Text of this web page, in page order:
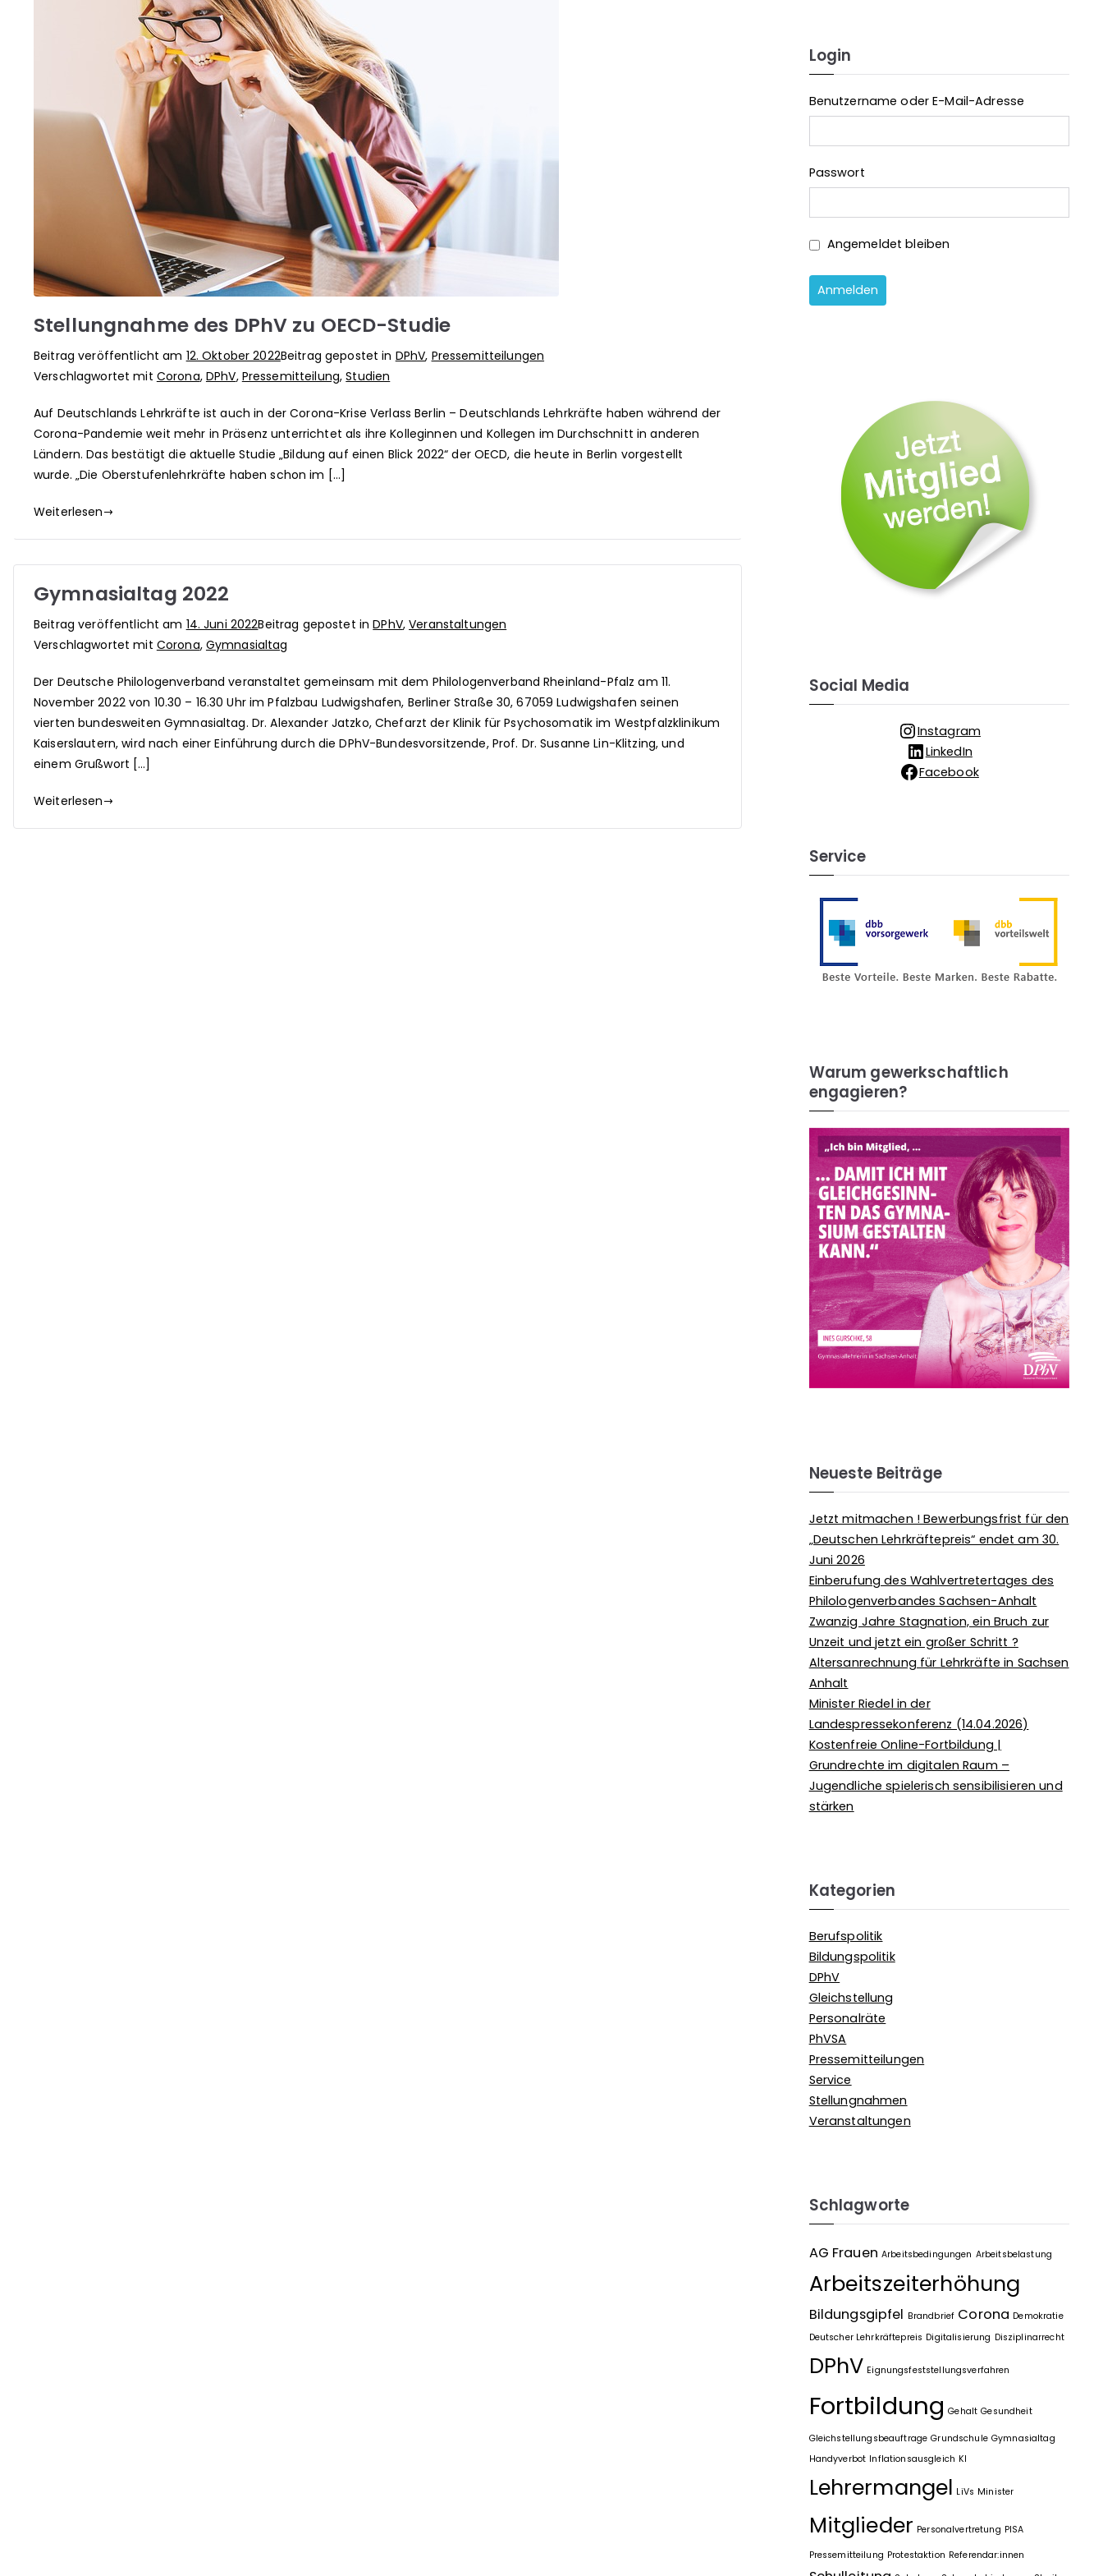
Stellungnahme des DPhV zu OECD-Studie
Beitrag veröffentlicht am 12. Oktober 2022Beitrag gepostet in DPhV, Pressemitteilungen
Verschlagwortet mit Corona, DPhV, Pressemitteilung,Studien
Auf Deutschlands Lehrkräfte ist auch in der Corona-Krise Verlass Berlin – Deutschlands Lehrkräfte haben während der
Corona-Pandemie weit mehr in Präsenz unterrichtet als ihre Kolleginnen und Kollegen im Durchschnitt in anderen
Ländern. Das bestätigt die aktuelle Studie „Bildung auf einen Blick 2022“ der OECD, die heute in Berlin vorgestellt
wurde. „Die Oberstufenlehrkräfte haben schon im […]
Weiterlesen
Gymnasialtag 2022
Beitrag veröffentlicht am 14. Juni 2022Beitrag gepostet inDPhV,Veranstaltungen
Verschlagwortet mit Corona, Gymnasialtag
Der Deutsche Philologenverband veranstaltet gemeinsam mit dem Philologenverband Rheinland-Pfalz am 11.
November 2022 von 10.30 – 16.30 Uhr im Pfalzbau Ludwigshafen, Berliner Straße 30, 67059 Ludwigshafen seinen
vierten bundesweiten Gymnasialtag. Dr. Alexander Jatzko, Chefarzt der Klinik für Psychosomatik im Westpfalzklinikum
Kaiserslautern, wird nach einer Einführung durch die DPhV-Bundesvorsitzende, Prof. Dr. Susanne Lin-Klitzing, und
einem Grußwort […]
Weiterlesen
h
o
Login
Benutzername oder E-Mail-Adresse
Passwort
Angemeldet bleiben
Social Media
Instagram
LinkedIn
Facebook
Service
Warum gewerkschaftlich
engagieren?
Neueste Beiträge
Jetzt mitmachen ! Bewerbungsfrist für den
„Deutschen Lehrkräftepreis“ endet am 30.
Juni 2026
Einberufung des Wahlvertretertages des
Philologenverbandes Sachsen-Anhalt
Zwanzig Jahre Stagnation, ein Bruch zur
Unzeit und jetzt ein großer Schritt ?
Altersanrechnung für Lehrkräfte in Sachsen
Anhalt
Minister Riedel in der
Landespressekonferenz (14.04.2026)
Kostenfreie Online-Fortbildung |
Grundrechte im digitalen Raum –
Jugendliche spielerisch sensibilisieren und
stärken
Kategorien
Berufspolitik
Bildungspolitik
DPhV
Gleichstellung
Personalräte
PhVSA
Pressemitteilungen
Service
Stellungnahmen
Veranstaltungen
Schlagworte
AG Frauen Arbeitsbedingungen Arbeitsbelastung
Arbeitszeiterhöhung
Bildungsgipfel Brandbrief Corona Demokratie
Deutscher Lehrkräftepreis Digitalisierung Disziplinarrecht
DPhV Eignungsfeststellungsverfahren
Fortbildung Gehalt Gesundheit
Gleichstellungsbeauftrage Grundschule Gymnasialtag
Handyverbot Inflationsausgleich KI
Lehrermangel LiVs Minister
Mitglieder Personalvertretung PISA
Pressemitteilung Protestaktion Referendar:innen